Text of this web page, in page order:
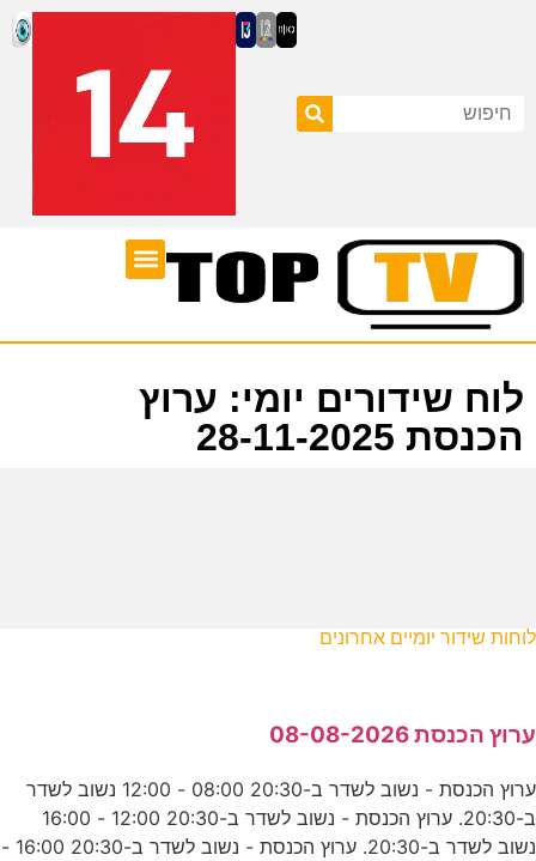
לוח שידורים יומי: ערוץ
הכנסת 28-11-2025
לוחות שידור יומיים אחרונים
ערוץ הכנסת 08-08-2026
ערוץ הכנסת - נשוב לשדר ב-20:30 08:00 - 12:00 נשוב לשדר
ב-20:30. ערוץ הכנסת - נשוב לשדר ב-20:30 12:00 - 16:00
נשוב לשדר ב-20:30. ערוץ הכנסת - נשוב לשדר ב-20:30 16:00 -